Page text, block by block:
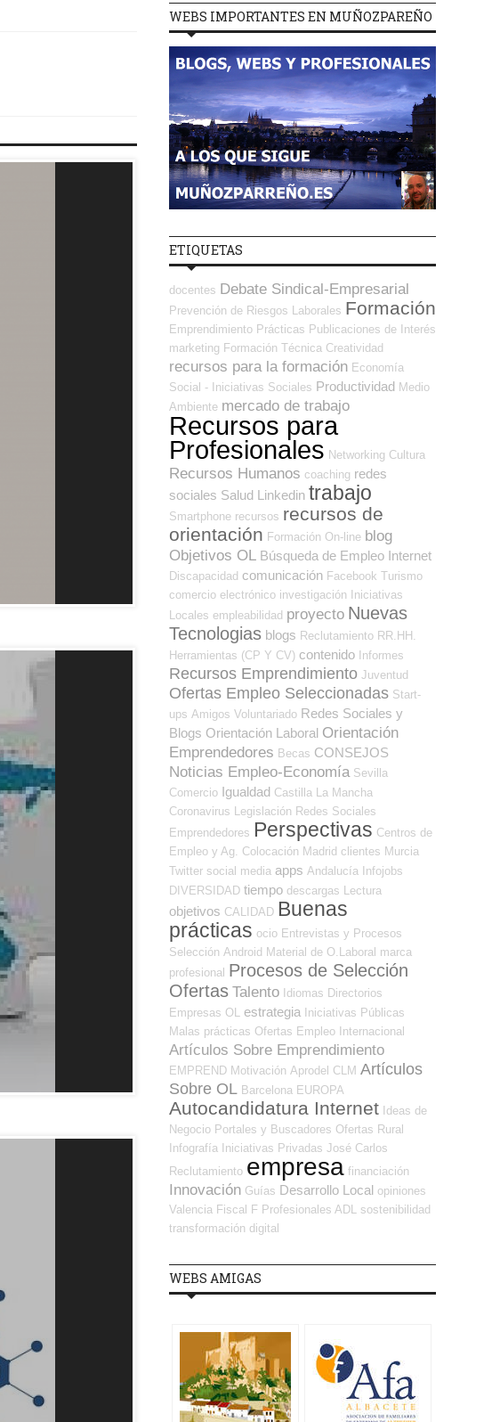
WEBS IMPORTANTES EN MUÑOZPAREÑO
ETIQUETAS
docentes Debate Sindical-Empresarial
Prevención de Riesgos Laborales Formación
Emprendimiento Prácticas Publicaciones de Interés
marketing Formación Técnica Creatividad
recursos para la formación Economía
Social - Iniciativas Sociales Productividad Medio
Ambiente mercado de trabajo
Recursos para
Profesionales Networking Cultura
Recursos Humanos coaching redes
sociales Salud Linkedin trabajo
Smartphone recursos recursos de
orientación Formación On-line blog
Objetivos OL Búsqueda de Empleo Internet
Discapacidad comunicación Facebook Turismo
comercio electrónico investigación
Iniciativas
Locales empleabilidad proyecto Nuevas
Tecnologias blogs Reclutamiento RR.HH.
Herramientas (CP Y CV) contenido Informes
Recursos Emprendimiento Juventud
Ofertas Empleo Seleccionadas Start-
ups Amigos Voluntariado Redes Sociales y
Blogs Orientación Laboral Orientación
Emprendedores Becas CONSEJOS
Noticias Empleo-Economía Sevilla
Comercio Igualdad Castilla La Mancha
Coronavirus
Legislación Redes Sociales
Emprendedores Perspectivas Centros de
Empleo y Ag. Colocación Madrid clientes Murcia
Twitter social media apps Andalucía
Infojobs
DIVERSIDAD tiempo descargas Lectura
objetivos CALIDAD Buenas
prácticas ocio Entrevistas y Procesos
Selección Android Material de O.Laboral marca
profesional Procesos de Selección
Ofertas Talento Idiomas Directorios
Empresas OL
estrategia
Iniciativas Públicas
Malas prácticas Ofertas Empleo Internacional
Artículos Sobre Emprendimiento
EMPREND Motivación Aprodel CLM Artículos
Sobre OL Barcelona EUROPA
Autocandidatura Internet Ideas de
Negocio Portales y Buscadores Ofertas Rural
Infografía
Iniciativas Privadas José Carlos
Reclutamiento empresa financiación
Innovación Guías Desarrollo Local opiniones
Valencia Fiscal F Profesionales ADL
sostenibilidad
transformación digital
WEBS AMIGAS